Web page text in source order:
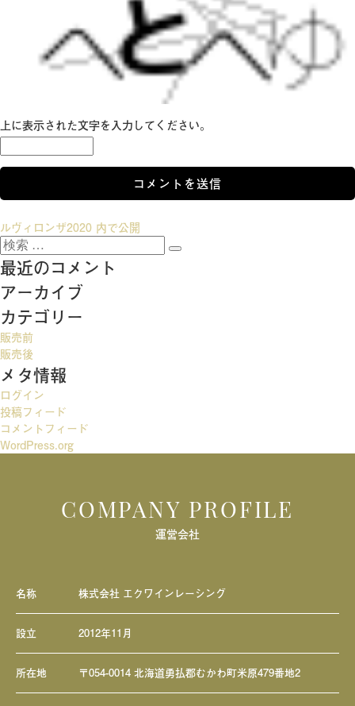
上に表示された文字を入力してください。
投
稿
ナ
ビ
ゲ
ー
シ
ョ
ン
ルヴィロンザ2020 内で公開
検
索:
検
最近のコメント
アーカイブ
カテゴリー
販売前
販売後
メタ情報
ログイン
投稿フィード
コメントフィード
WordPress.org
COMPANY PROFILE
運営会社
名称 株式会社 エクワインレーシング
設立 2012年11月
所在地 〒054-0014 北海道勇払郡むかわ町米原479番地2